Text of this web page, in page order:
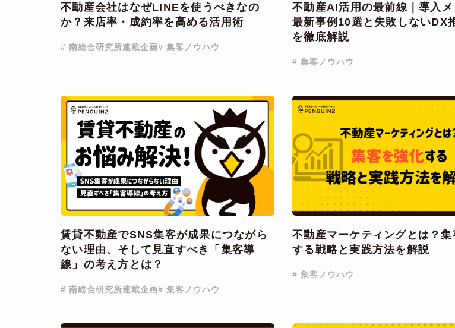
不動産会社はなぜLINEを使うべきなの
か？来店率・成約率を高める活用術
# 南総合研究所連載企画# 集客ノウハウ
不動産AI活用の最前線｜導入メ
最新事例10選と失敗しないDX
を徹底解説
# 集客ノウハウ
賃貸不動産でSNS集客が成果につながら
ない理由、そして見直すべき「集客導
線」の考え方とは？
# 南総合研究所連載企画# 集客ノウハウ
不動産マーケティングとは？
する戦略と実践方法を解説
# 集客ノウハウ